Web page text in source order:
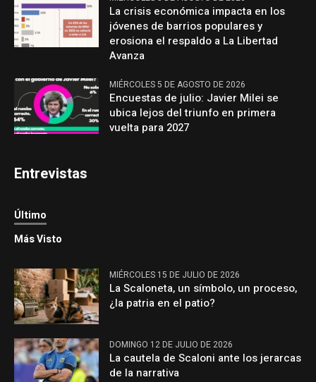
La crisis económica impacta en los
jóvenes de barrios populares y
erosiona el respaldo a La Libertad
Avanza
MIÉRCOLES 5 DE AGOSTO DE 2026
Encuestas de julio: Javier Milei se
ubica lejos del triunfo en primera
vuelta para 2027
Entrevistas
Último
Más Visto
MIÉRCOLES 15 DE JULIO DE 2026
La Scaloneta, un símbolo, un proceso,
¿la patria en el patio?
DOMINGO 12 DE JULIO DE 2026
La cautela de Scaloni ante los jerarcas
de la narrativa